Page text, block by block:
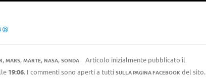
, MARS, MARTE, NASA, SONDA
Articolo inizialmente pubblicato il
19:06. I commenti sono aperti a tutti SULLA PAGINA FACEBOOKdel sito.